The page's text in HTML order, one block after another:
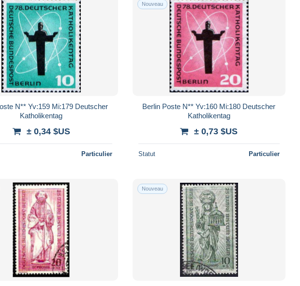
N** Yv:159 Mi:179 Deutscher
Katholikentag
± 0,34 $US
Particulier
Nouveau
Berlin Poste N** Yv:160 Mi:180 Deutscher
Katholikentag
± 0,73 $US
Statut Particulier
Nouveau